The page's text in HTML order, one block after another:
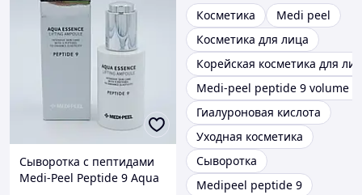
Сыворотка с пептидами
Medi-Peel Peptide 9 Aqua
Косметика
Medi peel
Косметика для лица
Корейская косметика для
Medi-peel peptide 9 volume
Гиалуроновая кислота
Уходная косметика
Сыворотка
Medipeel peptide 9